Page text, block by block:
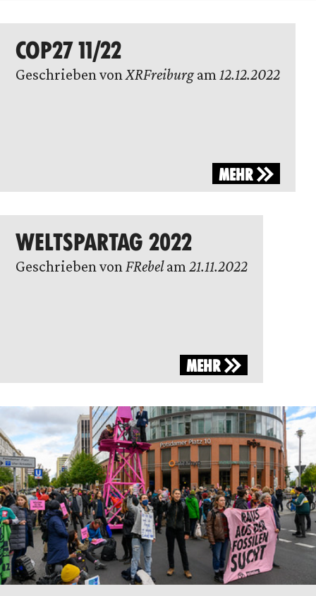
COP27 11/22
Geschrieben vonXRFreiburgam12.12.2022
MEHR
WELTSPARTAG 2022
Geschrieben vonFRebelam21.11.2022
MEHR